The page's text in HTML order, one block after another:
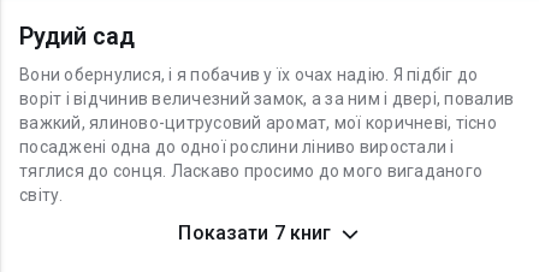
Рудий сад
Вони обернулися, і я побачив у їх очах надію. Я підбіг до
воріт і відчинив величезний замок, а за ним і двері, повалив
важкий, ялиново-цитрусовий аромат, мої коричневі, тісно
посаджені одна до одної рослини ліниво виростали і
тяглися до сонця. Ласкаво просимо до мого вигаданого
світу.
Показати 7 книг